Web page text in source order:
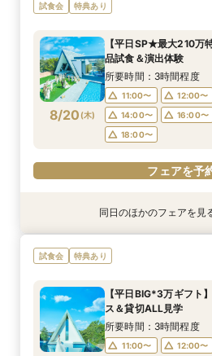
8/17(月)
ゼント×和牛試食
11:00〜
12:00〜
14:00〜
16:00〜
18:00〜
フェアを予約
8/17(月)
ン誕生！無料試食付
11:00〜
12:00〜
14:00〜
16:00〜
18:00〜
フェアを予約
8/17(月)
りみちツアー
12:00〜
13:00〜
15:00〜
16:00〜
17:00〜
フェアを予約
8/17(月)
場案内＆相談会
12:00〜
13:00〜
15:00〜
16:00〜
17:00〜
フェアを予約
試食会 特典あり
8/20 (木)
【平日SP★最大210万
品試食＆演出体験
所要時間：3時間程度
11:00〜
12:00〜
14:00〜
16:00〜
18:00〜
フェアを予
特典あり
8/20(木)
＼1軒目限定★3万ギフ
ゼント×和牛試食
11:00〜
12:00〜
14:00〜
16:00〜
18:00〜
特典あり
8/20(木)
【6名～30名の少人数
ン誕生！無料試食付
11:00〜
12:00〜
14:00〜
16:00〜
18:00〜
8/20(木)
【60分で完結】即決営
りみちツアー
12:00〜
13:00〜
15:00〜
16:00〜
17:00〜
8/20(木)
【タイパ重視！60分
場案内＆相談会
12:00〜
13:00〜
15:00〜
16:00〜
17:00〜
同日のほかのフェアを見
試食会 特典あり
【平日BIG*3万ギフト
ス＆貸切ALL見学
所要時間：3時間程度
11:00〜
12:00〜